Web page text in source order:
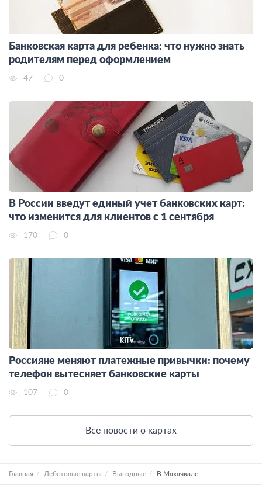
Банковская карта для ребенка: что нужно знать
родителям перед оформлением
47 0
В России введут единый учет банковских карт:
что изменится для клиентов с 1 сентября
170 0
Россияне меняют платежные привычки: почему
телефон вытесняет банковские карты
107 0
Все новости о картах
Главная Дебетовые карты Выгодные В Махачкале